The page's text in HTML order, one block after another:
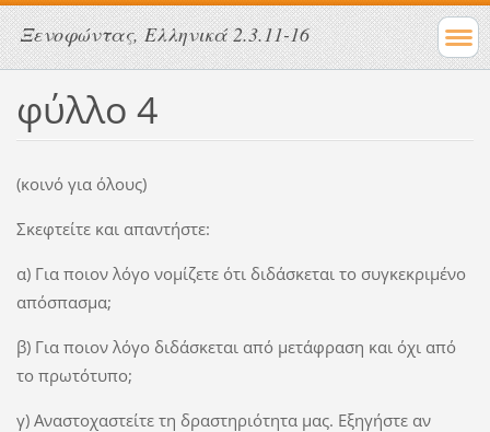
Ξενοφώντας, Ελληνικά 2.3.11-16
φύλλο 4
(κοινό για όλους)
Σκεφτείτε και απαντήστε:
α) Για ποιον λόγο νομίζετε ότι διδάσκεται το συγκεκριμένο
απόσπασμα;
β) Για ποιον λόγο διδάσκεται από μετάφραση και όχι από
το πρωτότυπο;
γ) Αναστοχαστείτε τη δραστηριότητα μας. Εξηγήστε αν